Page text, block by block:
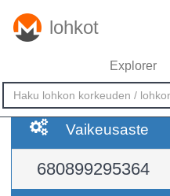
lohkot
Explorer
Vaikeusaste
680899295364